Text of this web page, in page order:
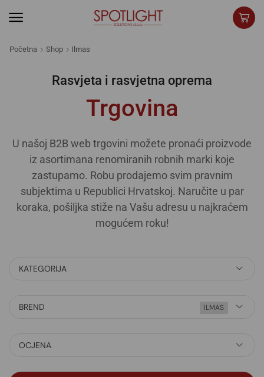
Početna Shop Ilmas
Rasvjeta i rasvjetna oprema
Trgovina
U našoj B2B web trgovini možete pronaći proizvode
iz asortimana renomiranih robnih marki koje
zastupamo. Robu prodajemo svim pravnim
subjektima u Republici Hrvatskoj. Naručite u par
koraka, pošiljka stiže na Vašu adresu u najkraćem
mogućem roku!
KATEGORIJA
BREND ILMAS
OCJENA